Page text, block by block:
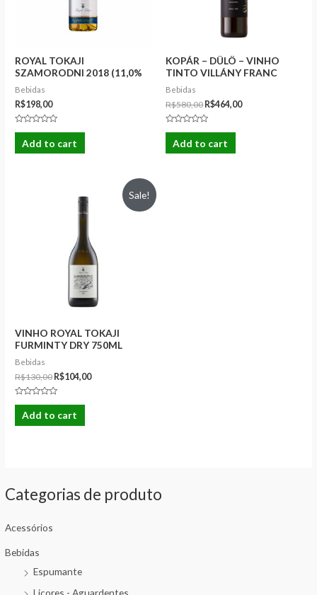
Categorias de produto
Acessórios
Bebidas
Espumante
ROYAL TOKAJI
SZAMORODNI 2018 (11,0%
Vol)
Bebidas
R$198,00
Rated
out
of
Add to cart
KOPÁR – DÜLÖ – VINHO
TINTO VILLÁNY FRANC
2020 750ML
Bebidas
R$580,00 R$464,00
Rated
out
of
Add to cart
Sale!
VINHO ROYAL TOKAJI
FURMINTY DRY 750ML
(2022)
Bebidas
R$130,00 R$104,00
Rated
out
of
Add to cart